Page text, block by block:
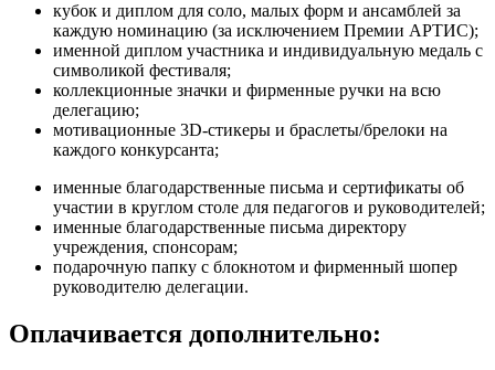
кубок и диплом для соло, малых форм и ансамблей за
каждую номинацию (за исключением Премии АРТИС);
именной диплом участника и индивидуальную медаль с
символикой фестиваля;
коллекционные значки и фирменные ручки на всю
делегацию;
мотивационные 3D-стикеры и браслеты/брелоки на
каждого конкурсанта;
именные благодарственные письма и сертификаты об
участии в круглом столе для педагогов и руководителей;
именные благодарственные письма директору
учреждения, спонсорам;
подарочную папку с блокнотом и фирменный шопер
руководителю делегации.
Оплачивается дополнительно: